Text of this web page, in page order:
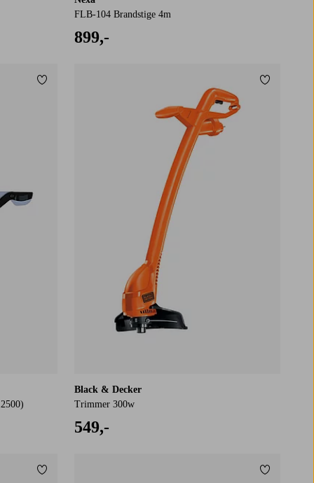
FLB-104 Brandstige 4m
899,-
Tilføj til favoritter
Black & Decker
Trimmer 300w
549,-
Tilføj til
Tilføj til favoritter Tilføj til